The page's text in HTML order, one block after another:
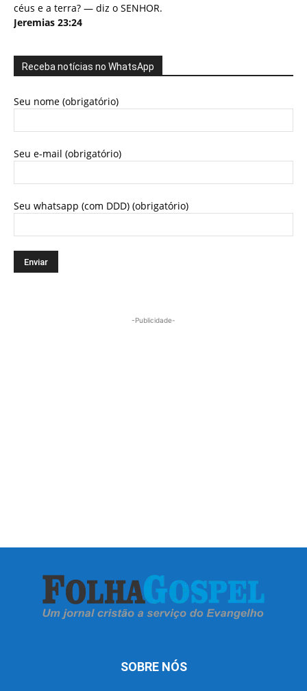
céus e a terra? — diz o SENHOR.
Jeremias 23:24
Receba notícias no WhatsApp
Seu nome (obrigatório)
Seu e-mail (obrigatório)
Seu whatsapp (com DDD) (obrigatório)
-Publicidade-
SOBRE NÓS